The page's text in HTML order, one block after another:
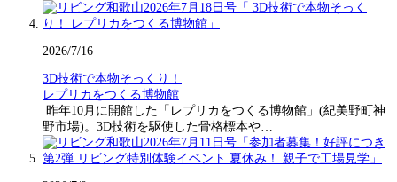
2026/7/16
3D技術で本物そっくり！
レプリカをつくる博物館
昨年10月に開館した「レプリカをつくる博物館」(紀美野町神
野市場)。3D技術を駆使した骨格標本や…